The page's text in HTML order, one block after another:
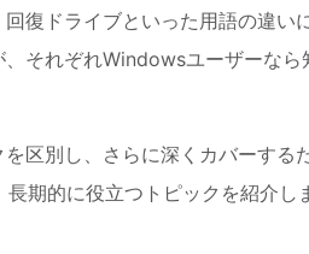
復ドライブといった用語の違い
それぞれWindowsユーザーなら
区別し、さらに深くカバーする
期的に役立つトピックを紹介し